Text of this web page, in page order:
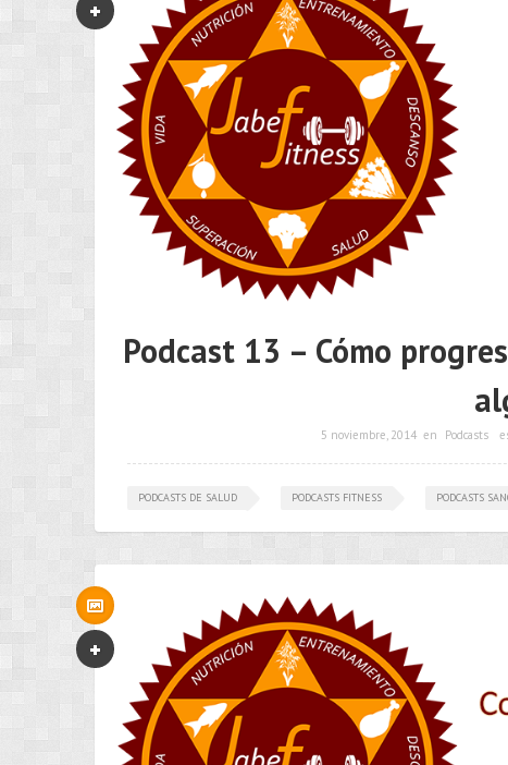
Podcast 13 – Cómo
5 noviembre, 2014 en Podcasts
PODCASTS DE SALUD PODCASTS FITNESS PODCASTS